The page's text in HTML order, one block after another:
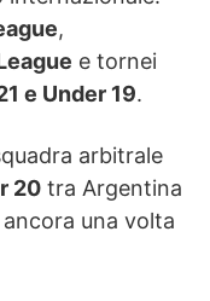
,
e tornei
e Under 19.
arbitrale
20 tra Argentina
una volta